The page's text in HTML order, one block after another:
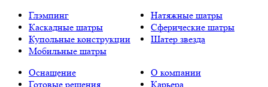
Глэмпинг
Каскадные шатры
Купольные конструкции
Мобильные шатры
Натяжные шатры
Сферические шатры
Шатер звезда
Оснащение
Готовые решения
О компании
Карьера